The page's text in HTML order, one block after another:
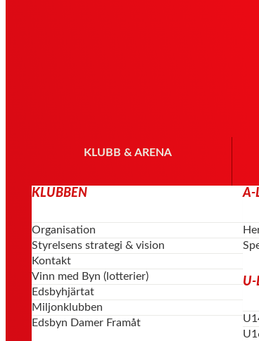
KLUBB & ARENA
KLUBBEN
Organisation
Styrelsens strategi & vision
Kontakt
Vinn med Byn (lotterier)
Edsbyhjärtat
Miljonklubben
Edsbyn Damer Framåt
A-
U-